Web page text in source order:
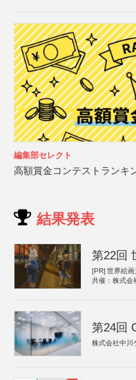
編集部セレクト
高額賞金コンテストランキ
結果発表
第22回
[PR] 世界絵
共催：株式会
第24回
株式会社中川